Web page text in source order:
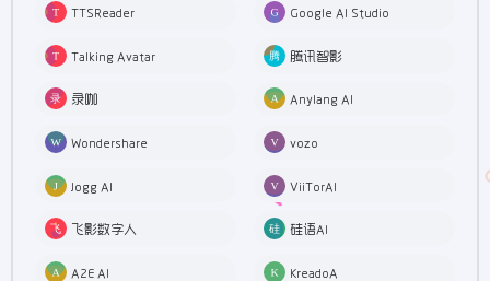
TTSReader Google AI Studio
Talking Avatar 腾讯智影
录咖 Anylang AI
Wondershare vozo
Jogg AI ViiTorAI
飞影数字人 硅语AI
A2E AI KreadoA